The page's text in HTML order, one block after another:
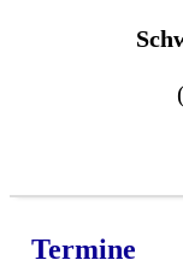
Termine